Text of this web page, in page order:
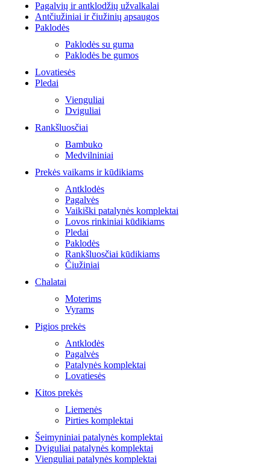
Pagalvių ir antklodžių užvalkalai
Antčiužiniai ir čiužinių apsaugos
Paklodės
Paklodės su guma
Paklodės be gumos
Lovatiesės
Pledai
Vienguliai
Dviguliai
Rankšluosčiai
Bambuko
Medvilniniai
Prekės vaikams ir kūdikiams
Antklodės
Pagalvės
Vaikiški patalynės komplektai
Lovos rinkiniai kūdikiams
Pledai
Paklodės
Rankšluosčiai kūdikiams
Čiužiniai
Chalatai
Moterims
Vyrams
Pigios prekės
Antklodės
Pagalvės
Patalynės komplektai
Lovatiesės
Kitos prekės
Liemenės
Pirties komplektai
Šeimyniniai patalynės komplektai
Dviguliai patalynės komplektai
Vienguliai patalynės komplektai